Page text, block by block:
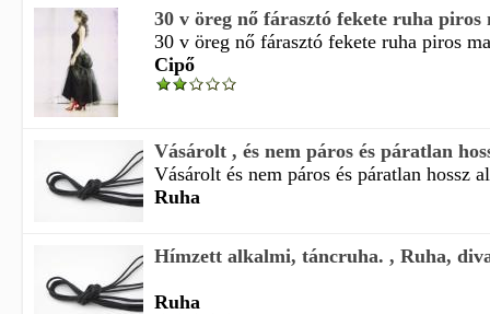
30 v öreg nő fárasztó fekete ruha piros
30 v öreg nő fárasztó fekete ruha piros
Cipő
Vásárolt , és nem páros és páratlan
Vásárolt és nem páros és páratlan hossz
Ruha
Hímzett alkalmi, táncruha. , Ruha,
Ruha